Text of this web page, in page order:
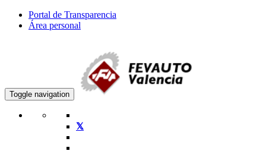
Portal de Transparencia
Área personal
Toggle navigation